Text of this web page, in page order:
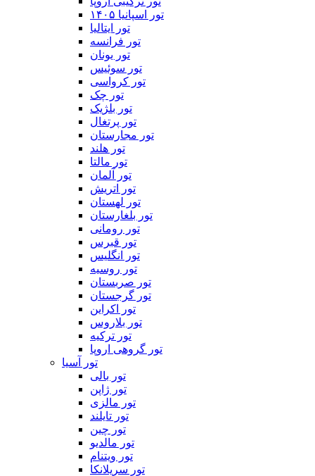
تور اسپانیا ۱۴۰۵
تور ایتالیا
تور فرانسه
تور یونان
تور سوئیس
تور کرواسی
تور چک
تور بلژیک
تور پرتغال
تور مجارستان
تور هلند
تور مالتا
تور آلمان
تور اتریش
تور لهستان
تور بلغارستان
تور رومانی
تور قبرس
تور انگلیس
تور روسیه
تور صربستان
تور گرجستان
تور اکراین
تور بلاروس
تور ترکیه
تور گروهی اروپا
تور آسیا
تور بالی
تور ژاپن
تور مالزی
تور تایلند
تور چین
تور مالدیو
تور ویتنام
تور سریلانکا